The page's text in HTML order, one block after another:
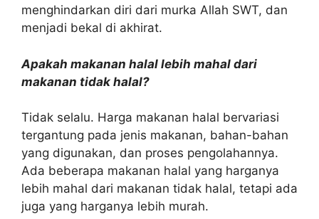
menghindarkan diri dari murka Allah SWT, dan
menjadi bekal di akhirat.
Apakah makanan halal lebih mahal dari
makanan tidak halal?
Tidak selalu. Harga makanan halal bervariasi
tergantung pada jenis makanan, bahan-bahan
yang digunakan, dan proses pengolahannya.
Ada beberapa makanan halal yang harganya
lebih mahal dari makanan tidak halal, tetapi ada
juga yang harganya lebih murah.